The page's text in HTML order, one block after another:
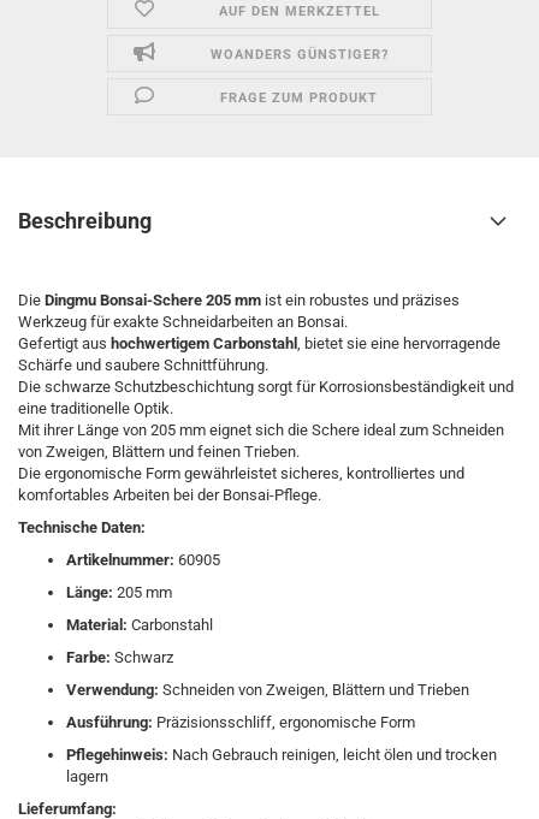
AUF DEN MERKZETTEL
WOANDERS GÜNSTIGER?
FRAGE ZUM PRODUKT
Beschreibung
Die Dingmu Bonsai-Schere 205 mm ist ein robustes und präzises
Werkzeug für exakte Schneidarbeiten an Bonsai.
Gefertigt aus hochwertigem Carbonstahl , bietet sie eine hervorragende
Schärfe und saubere Schnittführung.
Die schwarze Schutzbeschichtung sorgt für Korrosionsbeständigkeit und
eine traditionelle Optik.
Mit ihrer Länge von 205 mm eignet sich die Schere ideal zum Schneiden
von Zweigen, Blättern und feinen Trieben.
Die ergonomische Form gewährleistet sicheres, kontrolliertes und
komfortables Arbeiten bei der Bonsai-Pflege.
Technische Daten:
Artikelnummer: 60905
Länge: 205 mm
Material: Carbonstahl
Farbe: Schwarz
Verwendung: Schneiden von Zweigen, Blättern und Trieben
Ausführung: Präzisionsschliff, ergonomische Form
Pflegehinweis: Nach Gebrauch reinigen, leicht ölen und trocken
lagern
Lieferumfang: